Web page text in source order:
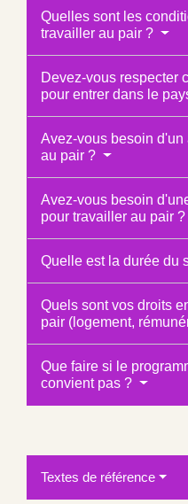
Quelles sont les
travailler au pair ?
Devez-vous respecter
pour entrer dans le
Avez-vous besoin
au pair ?
Avez-vous besoin
pour travailler au pair ?
Quelle est la durée du
Quels sont vos droits
pair (logement,
Que faire si le
convient pas ?
Textes de référence